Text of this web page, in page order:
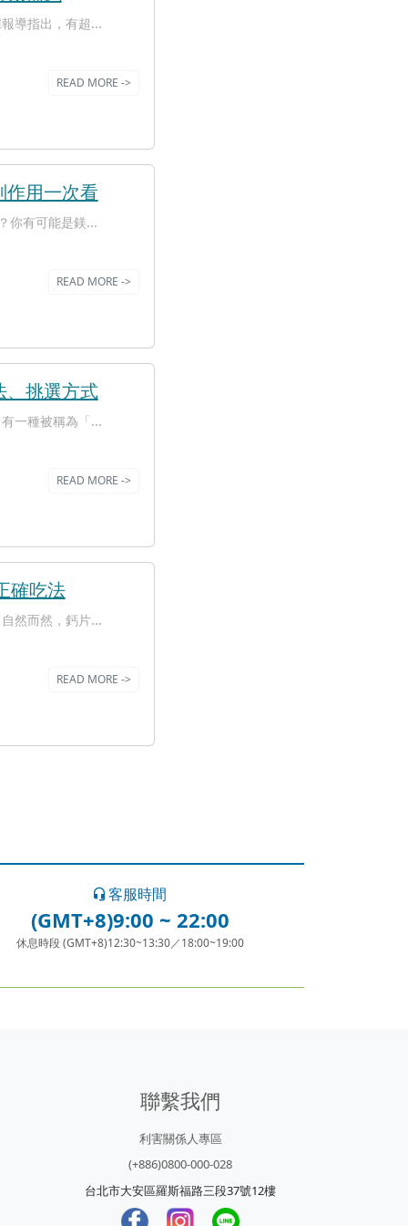
導指出，有超...
READ MORE ->
作用一次看
你有可能是鎂...
READ MORE ->
、挑選方式
一種被稱為「...
READ MORE ->
確吃法
然而然，鈣片...
READ MORE ->
客服時間
(GMT+8)9:00 ~ 22:00
休息時段 (GMT+8)12:30~13:30／18:00~19:00
聯繫我們
利害關係人專區
(+886)0800-000-028
台北市大安區羅斯福路三段37號12樓